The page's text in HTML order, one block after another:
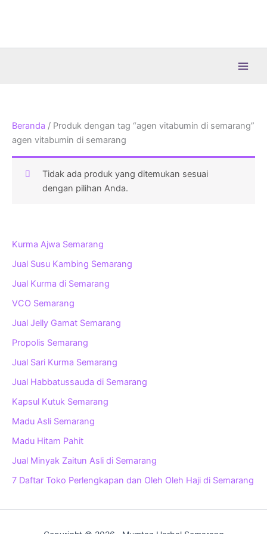
Beranda / Produk dengan tag “agen vitabumin di semarang”
agen vitabumin di semarang
Tidak ada produk yang ditemukan sesuai
dengan pilihan Anda.
Kurma Ajwa Semarang
Jual Susu Kambing Semarang
Jual Kurma di Semarang
VCO Semarang
Jual Jelly Gamat Semarang
Propolis Semarang
Jual Sari Kurma Semarang
Jual Habbatussauda di Semarang
Kapsul Kutuk Semarang
Madu Asli Semarang
Madu Hitam Pahit
Jual Minyak Zaitun Asli di Semarang
7 Daftar Toko Perlengkapan dan Oleh Oleh Haji di Semarang